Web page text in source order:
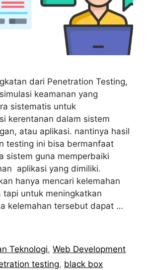
dari Penetration Testing,
keamanan yang
sistematis untuk
kerentanan dalam sistem
atau aplikasi. nantinya hasil
testing ini bisa bermanfaat
sistem guna memperbaiki
aplikasi yang dimiliki.
hanya mencari kelemahan
tapi untuk meningkatkan
kelemahan tersebut dapat …
Teknologi,Web Development
testing, black box